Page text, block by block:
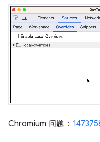
Chromium 问题：